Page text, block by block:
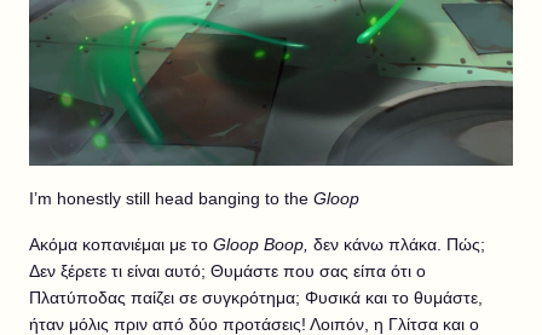
I’m honestly still head banging to the Gloop
Ακόμα κοπανιέμαι με το Gloop Boop, δεν κάνω πλάκα. Πώς;
Δεν ξέρετε τι είναι αυτό; Θυμάστε που σας είπα ότι ο
Πλατύποδας παίζει σε συγκρότημα; Φυσικά και το θυμάστε,
ήταν μόλις πριν από δύο προτάσεις! Λοιπόν, η Γλίτσα και ο